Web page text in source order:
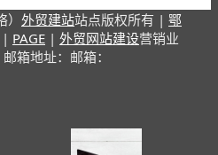
外贸建站站点版权所有 | 鄂
PAGE | 外贸网站建设营销业
箱地址：邮箱：